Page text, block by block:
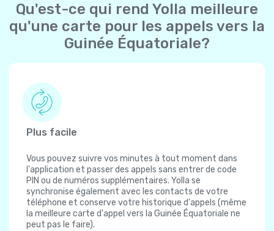
Qu'est-ce qui rend Yolla meilleure
qu'une carte pour les appels vers la
Guinée Équatoriale?
Plus facile
Vous pouvez suivre vos minutes à tout moment dans
l'application et passer des appels sans entrer de code
PIN ou de numéros supplémentaires. Yolla se
synchronise également avec les contacts de votre
téléphone et conserve votre historique d'appels (même
la meilleure carte d'appel vers la Guinée Équatoriale ne
peut pas le faire).